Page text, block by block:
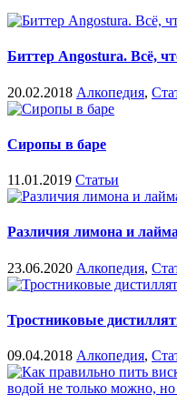
Биттер Angostura. Всё,
20.02.2018 Алкопедия,
Сиропы в баре
11.01.2019 Статьи
Различия лимона и
23.06.2020 Алкопедия,
Тростниковые
09.04.2018 Алкопедия,